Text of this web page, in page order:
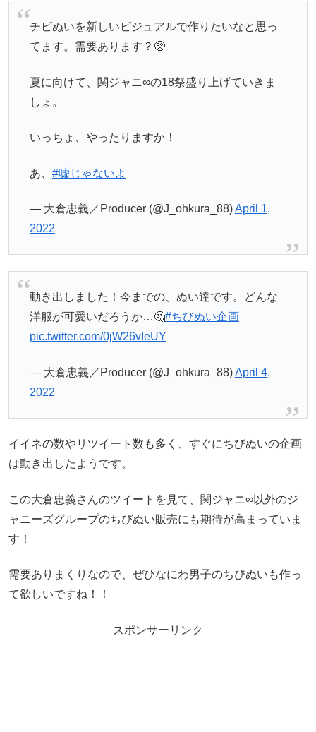
チビぬいを新しいビジュアルで作りたいなと思っ
てます。需要あります？🥺
夏に向けて、関ジャニ∞の18祭盛り上げていきま
しょ。
いっちょ、やったりますか！
あ、 #嘘じゃないよ
— 大倉忠義／Producer (@J_ohkura_88)April 1,
2022
動き出しました！今までの、ぬい達です。どんな
洋服が可愛いだろうか…🤔#ちびぬい企画
pic.twitter.com/0jW26vIeUY
— 大倉忠義／Producer (@J_ohkura_88)April 4,
2022
イイネの数やリツイート数も多く、すぐにちびぬいの企画
は動き出したようです。
この大倉忠義さんのツイートを見て、関ジャニ∞以外のジ
ャニーズグループのちびぬい販売にも期待が高まっていま
す！
需要ありまくりなので、ぜひなにわ男子のちびぬいも作っ
て欲しいですね！！
スポンサーリンク